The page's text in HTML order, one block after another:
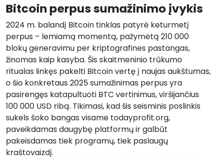
Bitcoin perpus sumažinimo įvykis
2024 m. balandį Bitcoin tinklas patyrė keturmetį
perpus – lemiamą momentą, pažymėtą 210 000
blokų generavimu per kriptografines pastangas,
žinomas kaip kasyba. Šis skaitmeninio trūkumo
ritualas linkęs pakelti Bitcoin vertę į naujas aukštumas,
o šio konkretaus 2025 sumažinimas perpus yra
pasirengęs katapultuoti BTC vertinimus, viršijančius
100 000 USD ribą. Tikimasi, kad šis seisminis poslinkis
sukels šoko bangas visame todayprofit.org,
paveikdamas daugybę platformų ir galbūt
pakeisdamas tiek programų, tiek paslaugų
kraštovaizdį.